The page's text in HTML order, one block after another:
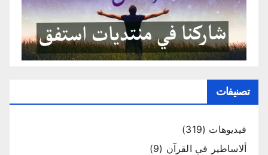
تصنيفات
فيديوهات (319)
ألاساطير في القرآن (9)